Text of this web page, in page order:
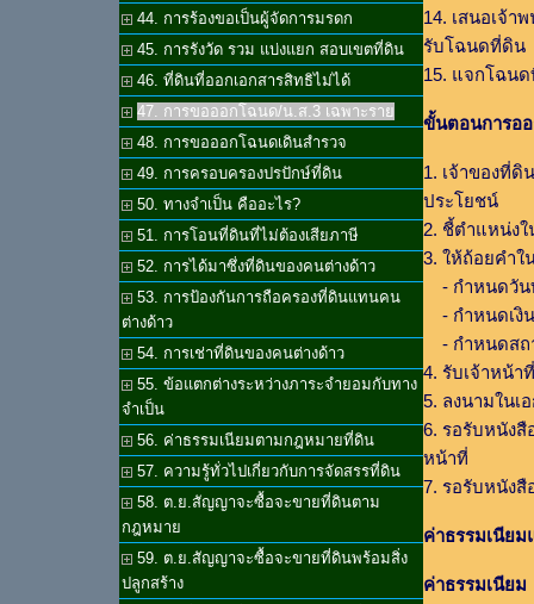
44. การร้องขอเป็นผู้จัดการมรดก
45. การรังวัด รวม แบ่งแยก สอบเขตที่ดิน
46. ที่ดินที่ออกเอกสารสิทธิไม่ได้
47. การขอออกโฉนด/น.ส.3 เฉพาะราย
48. การขอออกโฉนดเดินสำรวจ
49. การครอบครองปรปักษ์ที่ดิน
50. ทางจำเป็น คืออะไร?
51. การโอนที่ดินที่ไม่ต้องเสียภาษี
52. การได้มาซึ่งที่ดินของคนต่างด้าว
53. การป้องกันการถือครองที่ดินแทนคน
ต่างด้าว
54. การเช่าที่ดินของคนต่างด้าว
55. ข้อแตกต่างระหว่างภาระจำยอมกับทาง
จำเป็น
56. ค่าธรรมเนียมตามกฎหมายที่ดิน
57. ความรู้ทั่วไปเกี่ยวกับการจัดสรรที่ดิน
58. ต.ย.สัญญาจะซื้อจะขายที่ดินตาม
กฎหมาย
59. ต.ย.สัญญาจะซื้อจะขายที่ดินพร้อมสิ่ง
ปลูกสร้าง
14. เสนอเจ้
รับโฉนดที่ดิน
15. แจกโฉน
ขั้นตอนการออ
1. เจ้าของที่ดิ
ประโยชน์
2. ชี้ตำแหน่งใ
3. ให้ถ้อยคำใ
- กำหนดวัน
- กำหนดเงิ
- กำหนดสถ
4. รับเจ้าหน้า
5. ลงนามในเ
6. รอรับหนังสื
หน้าที่
7. รอรับหนังสื
ค่าธรรมเนียม
ค่าธรรมเนียม